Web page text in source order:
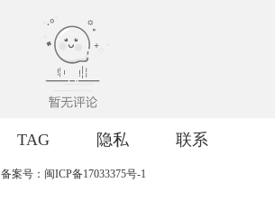
TAG 隐私 联系
备案号：闽ICP备17033375号-1